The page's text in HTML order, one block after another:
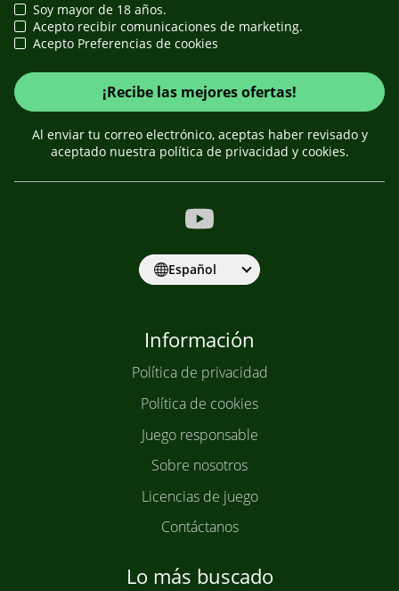
Soy mayor de 18 años.
Acepto recibir comunicaciones de marketing.
Acepto Preferencias de cookies
¡Recibe las mejores ofertas!
Al enviar tu correo electrónico, aceptas haber revisado y
aceptado nuestra política de privacidad y cookies.
Español
Información
Política de privacidad
Política de cookies
Juego responsable
Sobre nosotros
Licencias de juego
Contáctanos
Lo más buscado